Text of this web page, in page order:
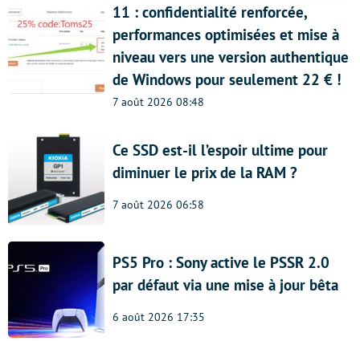
11 : confidentialité renforcée,
performances optimisées et mise à
niveau vers une version authentique
de Windows pour seulement 22 € !
7 août 2026 08:48
Ce SSD est-il l’espoir ultime pour
diminuer le prix de la RAM ?
7 août 2026 06:58
PS5 Pro : Sony active le PSSR 2.0
par défaut via une mise à jour bêta
6 août 2026 17:35